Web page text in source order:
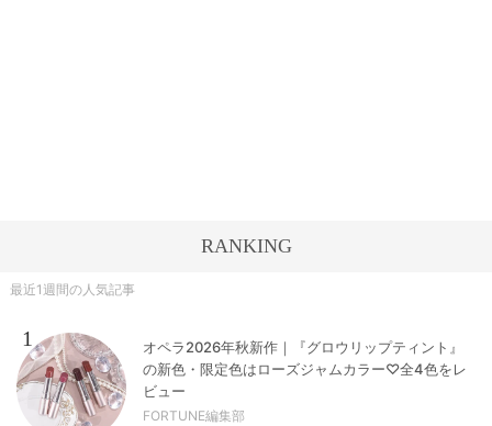
RANKING
最近1週間の人気記事
1
オペラ2026年秋新作｜『グロウリップティント』
の新色・限定色はローズジャムカラー♡全4色をレ
ビュー
FORTUNE編集部